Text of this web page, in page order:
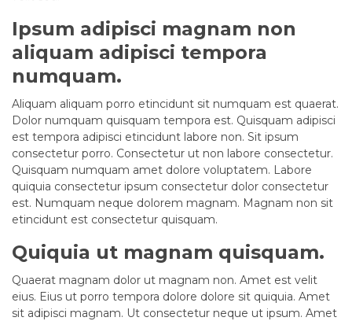
Ipsum adipisci magnam non
aliquam adipisci tempora
numquam.
Aliquam aliquam porro etincidunt sit numquam est quaerat.
Dolor numquam quisquam tempora est. Quisquam adipisci
est tempora adipisci etincidunt labore non. Sit ipsum
consectetur porro. Consectetur ut non labore consectetur.
Quisquam numquam amet dolore voluptatem. Labore
quiquia consectetur ipsum consectetur dolor consectetur
est. Numquam neque dolorem magnam. Magnam non sit
etincidunt est consectetur quisquam.
Quiquia ut magnam quisquam.
Quaerat magnam dolor ut magnam non. Amet est velit
eius. Eius ut porro tempora dolore dolore sit quiquia. Amet
sit adipisci magnam. Ut consectetur neque ut ipsum. Amet